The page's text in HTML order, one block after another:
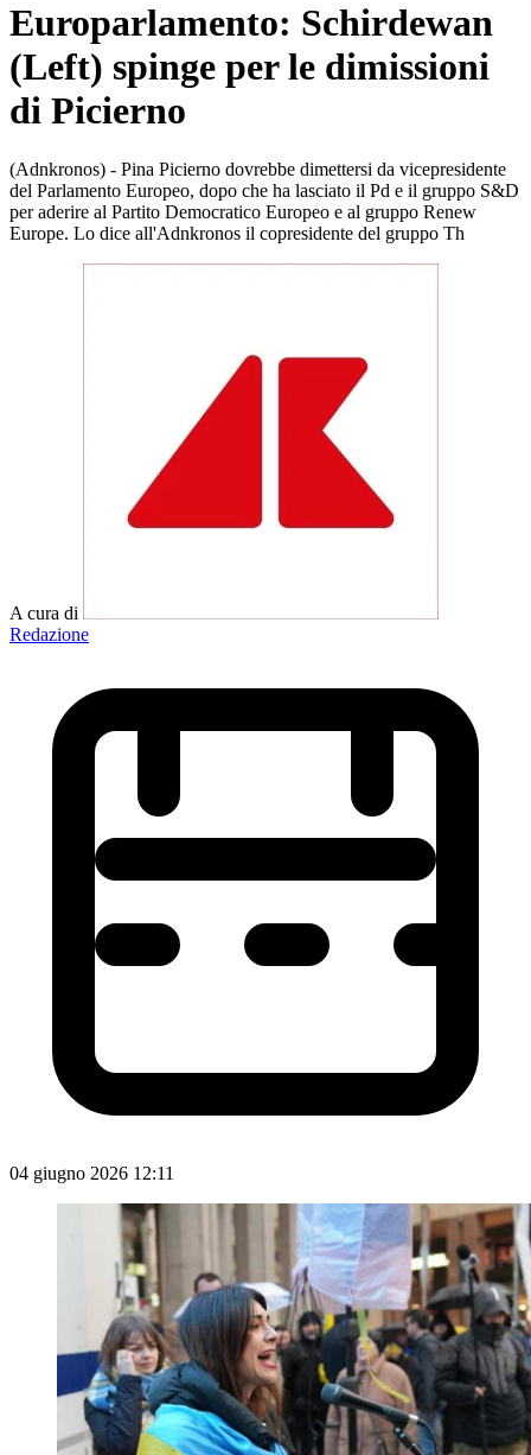
Europarlamento: Schirdewan
(Left) spinge per le dimissioni
di Picierno
(Adnkronos) - Pina Picierno dovrebbe dimettersi da vicepresidente
del Parlamento Europeo, dopo che ha lasciato il Pd e il gruppo S&D
per aderire al Partito Democratico Europeo e al gruppo Renew
Europe. Lo dice all'Adnkronos il copresidente del gruppo Th
A cura di
Redazione
04 giugno 2026 12:11